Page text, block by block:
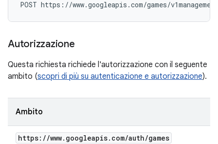
POST https://www.googleapis.com/games/
Autorizzazione
Questa richiesta richiede l'autorizzazione con il seguente
ambito (scopri di più su autenticazione e autorizzazione).
Ambito
https: //www. googleapis. com/auth/games